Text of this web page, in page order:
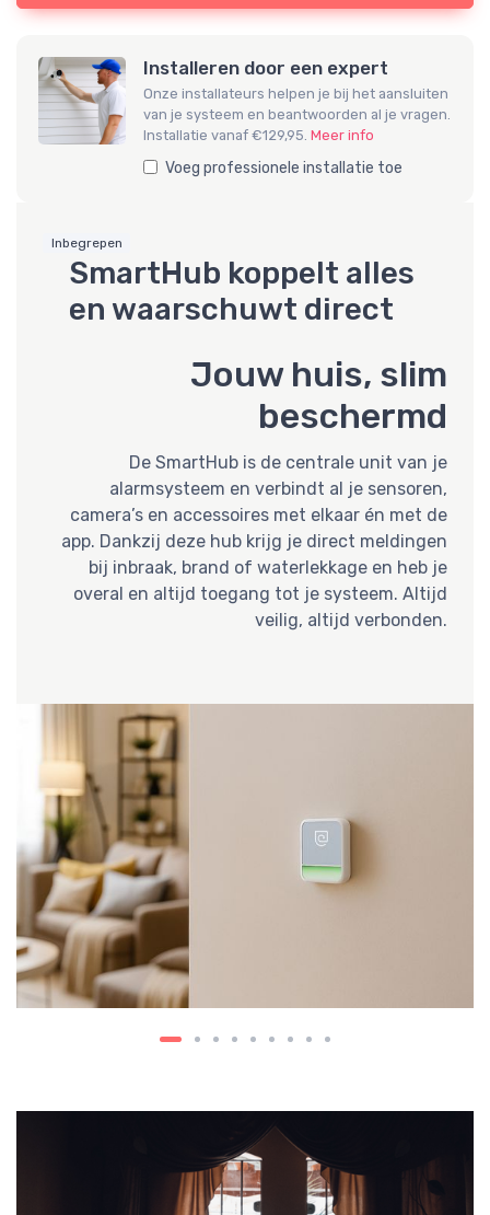
Installeren door een expert
Onze installateurs helpen je bij het aansluiten
van je systeem en beantwoorden al je vragen.
Installatie vanaf €129,95. Meer info
Voeg professionele installatie toe
Inbegrepen
SmartHub koppelt alles
en waarschuwt direct
Jouw huis, slim
beschermd
De SmartHub is de centrale unit van je
alarmsysteem en verbindt al je sensoren,
camera’s en accessoires met elkaar én met de
app. Dankzij deze hub krijg je direct meldingen
bij inbraak, brand of waterlekkage en heb je
overal en altijd toegang tot je systeem. Altijd
veilig, altijd verbonden.